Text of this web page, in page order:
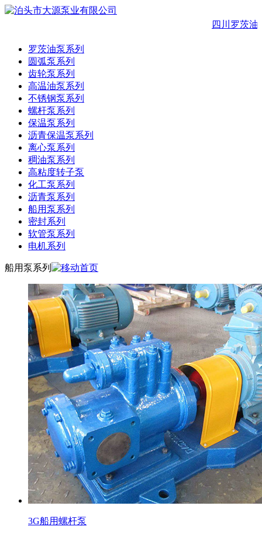
四川罗茨油泵
罗茨油泵系列
圆弧泵系列
齿轮泵系列
高温油泵系列
不锈钢泵系列
螺杆泵系列
保温泵系列
沥青保温泵系列
离心泵系列
稠油泵系列
高粘度转子泵
化工泵系列
沥青泵系列
船用泵系列
密封系列
软管泵系列
电机系列
船用泵系列
3G船用螺杆泵